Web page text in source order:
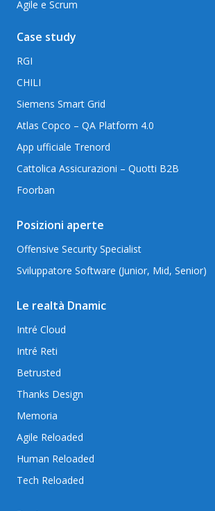
Agile e Scrum
Case study
RGI
CHILI
Siemens Smart Grid
Atlas Copco – QA Platform 4.0
App ufficiale Trenord
Cattolica Assicurazioni – Quotti B2B
Foorban
Posizioni aperte
Offensive Security Specialist
Sviluppatore Software (Junior, Mid, Senior)
Le realtà Dnamic
Intré Cloud
Intré Reti
Betrusted
Thanks Design
Memoria
Agile Reloaded
Human Reloaded
Tech Reloaded